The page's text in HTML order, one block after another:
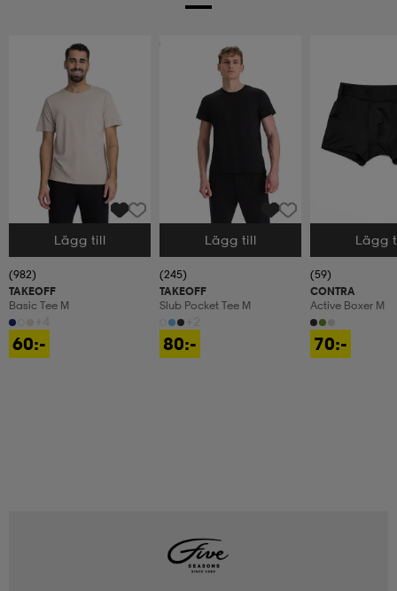
Välj storlek
Lägg till
(982)
TAKEOFF
Basic Tee M
60:-
Välj storlek
Lägg till
(245)
TAKEOFF
Slub Pocket Tee M
80:-
Välj storlek
Lägg
(59)
CONTRA
Active Boxer M
70:-